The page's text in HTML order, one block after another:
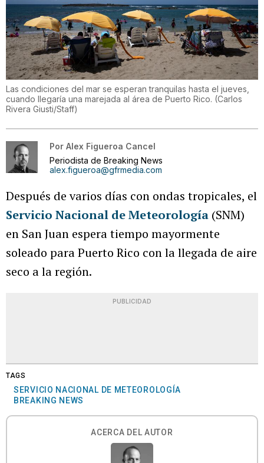
Las condiciones del mar se esperan tranquilas hasta el jueves,
cuando llegaría una marejada al área de Puerto Rico. (Carlos
Rivera Giusti/Staff)
Por Alex Figueroa Cancel
Periodista de Breaking News
alex.figueroa@gfrmedia.com
Después de varios días con ondas tropicales, el
Servicio Nacional de Meteorología (SNM)
en San Juan espera tiempo mayormente
soleado para Puerto Rico con la llegada de aire
seco a la región.
PUBLICIDAD
TAGS
SERVICIO NACIONAL DE METEOROLOGÍA
BREAKING NEWS
ACERCA DEL AUTOR